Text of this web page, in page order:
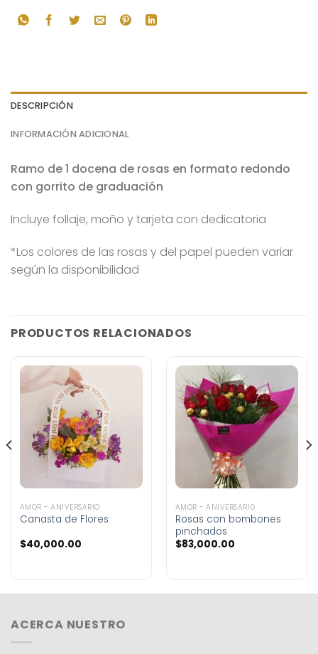
DESCRIPCIÓN
INFORMACIÓN ADICIONAL
Ramo de 1 docena de rosas en formato redondo
con gorrito de graduación
Incluye follaje, moño y tarjeta con dedicatoria
*Los colores de las rosas y del papel pueden variar
según la disponibilidad
PRODUCTOS RELACIONADOS
AMOR - ANIVERSARIO
Canasta de Flores
$40,000.00
AMOR - ANIVERSARIO
Rosas con bombones
pinchados
$83,000.00
ACERCA NUESTRO